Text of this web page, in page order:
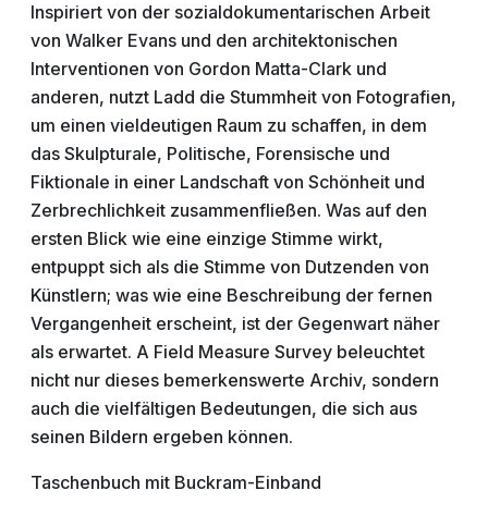
Inspiriert von der sozialdokumentarischen Arbeit
von Walker Evans und den architektonischen
Interventionen von Gordon Matta-Clark und
anderen, nutzt Ladd die Stummheit von Fotografien,
um einen vieldeutigen Raum zu schaffen, in dem
das Skulpturale, Politische, Forensische und
Fiktionale in einer Landschaft von Schönheit und
Zerbrechlichkeit zusammenfließen. Was auf den
ersten Blick wie eine einzige Stimme wirkt,
entpuppt sich als die Stimme von Dutzenden von
Künstlern; was wie eine Beschreibung der fernen
Vergangenheit erscheint, ist der Gegenwart näher
als erwartet. A Field Measure Survey beleuchtet
nicht nur dieses bemerkenswerte Archiv, sondern
auch die vielfältigen Bedeutungen, die sich aus
seinen Bildern ergeben können.
Taschenbuch mit Buckram-Einband